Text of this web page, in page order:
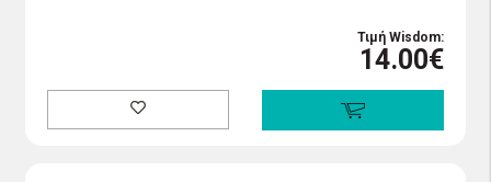
Τιμή Wisdom:
14.00€